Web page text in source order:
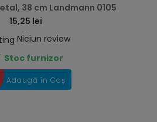
38 cm Landmann 0105
15,25 lei
Niciun review
Stoc furnizor
Adaugă în Coș